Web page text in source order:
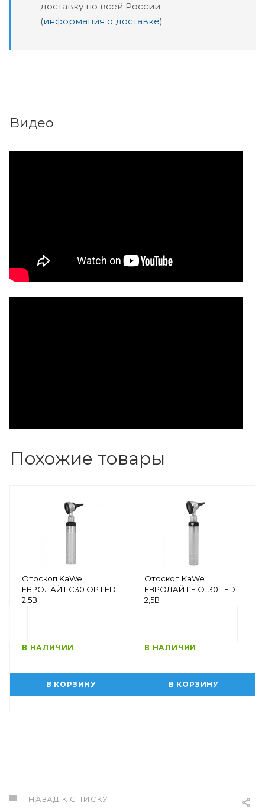
доставку по всей России
(информация о доставке)
Видео
Похожие товары
Отоскоп KaWe
ЕВРОЛАЙТ C30 OP LED -
2,5В
В НАЛИЧИИ
В КОРЗИНУ
Отоскоп KaWe
ЕВРОЛАЙТ F.O. 30 LED -
2,5В
В НАЛИЧИИ
В КОРЗИНУ
НАЗАД К СПИСКУ